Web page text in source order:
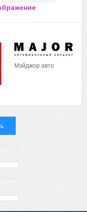
Мэйджор авто